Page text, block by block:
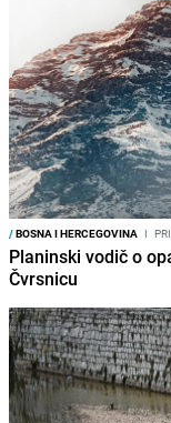
/BOSNA I HERCEGOVINA I
Planinski vodič o
Čvrsnicu